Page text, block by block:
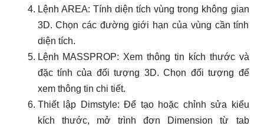
Lệnh AREA: Tính diện tích vùng trong không gian
3D. Chọn các đường giới hạn của vùng cần tính
diện tích.
Lệnh MASSPROP: Xem thông tin kích thước và
đặc tính của đối tượng 3D. Chọn đối tượng để
xem thông tin chi tiết.
Thiết lập Dimstyle: Để tạo hoặc chỉnh sửa kiểu
kích thước, mở trình đơn Dimension từ tab